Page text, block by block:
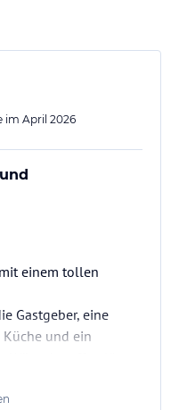
angeboten.
mit Hilfe von KI. Alle
jeweiligen Veranstalters.
im April 2026
einem tollen
Gastgeber, eine
und ein
Skikeller und
und